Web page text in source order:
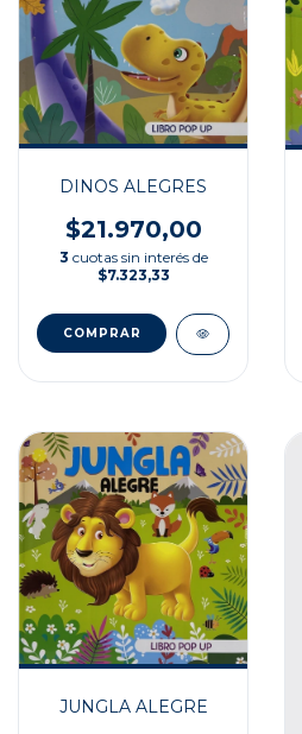
DINOS ALEGRES
$21.970,00
3 cuotas sin interés de
$7.323,33
JUNGLA ALEGRE